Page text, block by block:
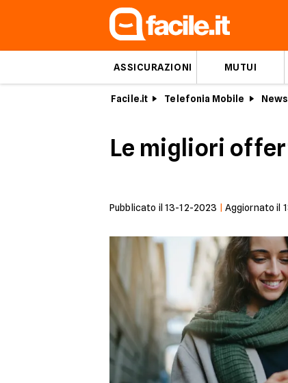
ASSICURAZIONI MUTUI
Facile.it Telefonia Mobile
Le migliori
Pubblicato il 13-12-2023 Aggiornato il